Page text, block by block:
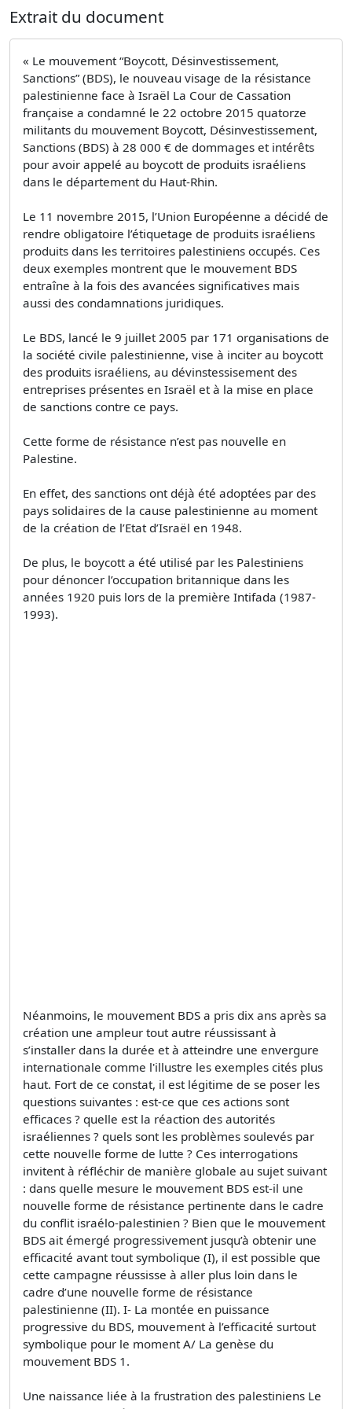
Extrait du document
« Le mouvement “Boycott, Désinvestissement,
Sanctions” (BDS), le nouveau visage de la résistance
palestinienne face à Israël La Cour de Cassation
française a condamné le 22 octobre 2015 quatorze
militants du mouvement Boycott, Désinvestissement,
Sanctions (BDS) à 28 000 € de dommages et intérêts
pour avoir appelé au boycott de produits israéliens
dans le département du Haut-Rhin.
Le 11 novembre 2015, l’Union Européenne a décidé de
rendre obligatoire l’étiquetage de produits israéliens
produits dans les territoires palestiniens occupés. Ces
deux exemples montrent que le mouvement BDS
entraîne à la fois des avancées significatives mais
aussi des condamnations juridiques.
Le BDS, lancé le 9 juillet 2005 par 171 organisations de
la société civile palestinienne, vise à inciter au boycott
des produits israéliens, au dévinstessisement des
entreprises présentes en Israël et à la mise en place
de sanctions contre ce pays.
Cette forme de résistance n’est pas nouvelle en
Palestine.
En effet, des sanctions ont déjà été adoptées par des
pays solidaires de la cause palestinienne au moment
de la création de l’Etat d’Israël en 1948.
De plus, le boycott a été utilisé par les Palestiniens
pour dénoncer l’occupation britannique dans les
années 1920 puis lors de la première Intifada (1987-
1993).
Néanmoins, le mouvement BDS a pris dix ans après sa
création une ampleur tout autre réussissant à
s’installer dans la durée et à atteindre une envergure
internationale comme l'illustre les exemples cités plus
haut. Fort de ce constat, il est légitime de se poser les
questions suivantes : est-ce que ces actions sont
efficaces ? quelle est la réaction des autorités
israéliennes ? quels sont les problèmes soulevés par
cette nouvelle forme de lutte ? Ces interrogations
invitent à réfléchir de manière globale au sujet suivant
: dans quelle mesure le mouvement BDS est-il une
nouvelle forme de résistance pertinente dans le cadre
du conflit israélo-palestinien ? Bien que le mouvement
BDS ait émergé progressivement jusqu’à obtenir une
efficacité avant tout symbolique (I), il est possible que
cette campagne réussisse à aller plus loin dans le
cadre d’une nouvelle forme de résistance
palestinienne (II). I- La montée en puissance
progressive du BDS, mouvement à l’efficacité surtout
symbolique pour le moment A/ La genèse du
mouvement BDS 1.
Une naissance liée à la frustration des palestiniens Le